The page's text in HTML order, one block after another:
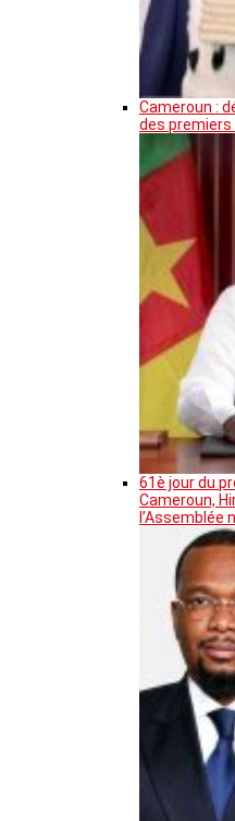
Cameroun :
des premiers
61è jour du
Cameroun,
l’Assemblée